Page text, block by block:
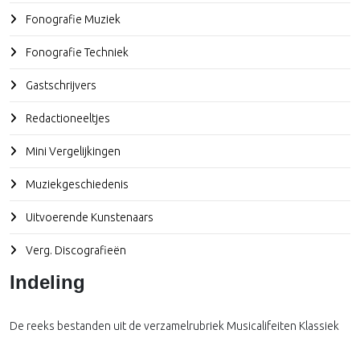
Fonografie Muziek
Fonografie Techniek
Gastschrijvers
Redactioneeltjes
Mini Vergelijkingen
Muziekgeschiedenis
Uitvoerende Kunstenaars
Verg. Discografieën
Indeling
De reeks bestanden uit de verzamelrubriek Musicalifeiten Klassiek